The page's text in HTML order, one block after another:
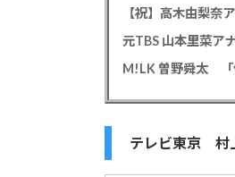
【祝】高木由梨
テレビ東京 村